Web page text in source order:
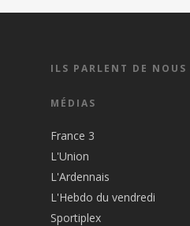
ILS PARLENT DE NOUS
MÉDIAS
France 3
L'Union
L'Ardennais
L'Hebdo du vendredi
Sportiplex